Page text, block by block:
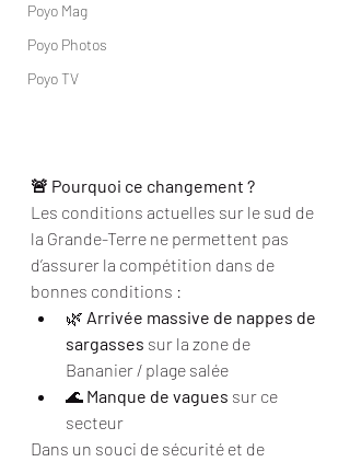
Poyo Mag
Poyo Photos
Poyo TV
🚨 Pourquoi ce changement ?
Les conditions actuelles sur le sud de
la Grande-Terre ne permettent pas
d’assurer la compétition dans de
bonnes conditions :
🌿 Arrivée massive de nappes de
sargasses sur la zone de
Bananier / plage salée
🌊 Manque de vagues sur ce
secteur
Dans un souci de sécurité et de